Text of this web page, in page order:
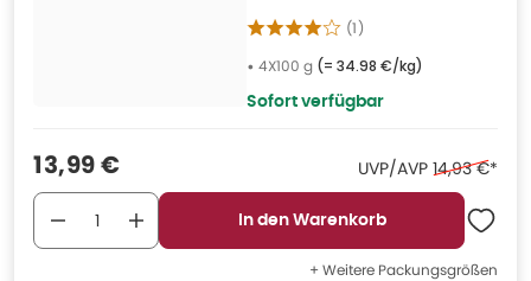
(1)
• 4X100 g (= 34.98 €/kg)
Sofort verfügbar
Verkaufspreis
13,99 € UVP/AVP Ehemaliger
14,93 €*
In den Warenkorb
+ Weitere Packungsgrößen